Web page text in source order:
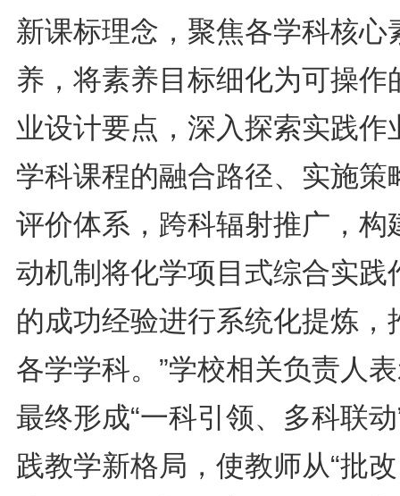
新课标理念，聚焦各学科核心
养，将素养目标细化为可操作
业设计要点，深入探索实践作
学科课程的融合路径、实施策
评价体系，跨科辐射推广，构
动机制将化学项目式综合实践
的成功经验进行系统化提炼，
各学学科。”学校相关负责人
最终形成“一科引领、多科联
践教学新格局，使教师从“批改